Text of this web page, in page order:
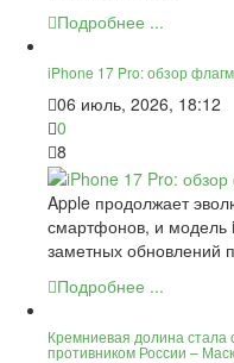
Подробнее ...
iPhone 17 Pro: обзор
06 июль, 2026, 18:12
0
8
Apple продолжает
смартфонов, и модель
заметных обновлений
Подробнее ...
Кремниевая долина
противником России –